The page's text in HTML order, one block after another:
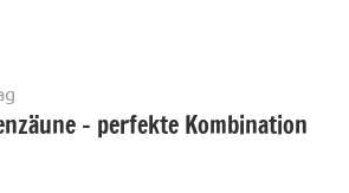
– perfekte Kombination